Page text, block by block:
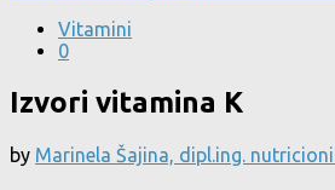
Vitamini
0
Izvori vitamina K
by Marinela Šajina, dipl.ing.